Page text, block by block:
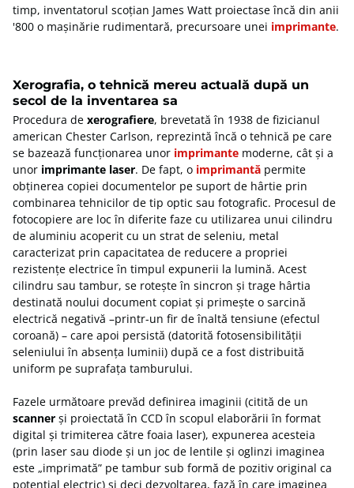
timp, inventatorul scoțian James Watt proiectase încă din anii
'800 o mașinărie rudimentară, precursoare unei imprimante.
Xerografia, o tehnică mereu actuală după un
secol de la inventarea sa
Procedura de xerografiere, brevetată în 1938 de fizicianul
american Chester Carlson, reprezintă încă o tehnică pe care
se bazează funcționarea unor imprimante moderne, cât și a
unor imprimante laser. De fapt, o imprimantă permite
obținerea copiei documentelor pe suport de hârtie prin
combinarea tehnicilor de tip optic sau fotografic. Procesul de
fotocopiere are loc în diferite faze cu utilizarea unui cilindru
de aluminiu acoperit cu un strat de seleniu, metal
caracterizat prin capacitatea de reducere a propriei
rezistențe electrice în timpul expunerii la lumină. Acest
cilindru sau tambur, se rotește în sincron și trage hârtia
destinată noului document copiat și primește o sarcină
electrică negativă –printr-un fir de înaltă tensiune (efectul
coroană) – care apoi persistă (datorită fotosensibilității
seleniului în absența luminii) după ce a fost distribuită
uniform pe suprafața tamburului.
Fazele următoare prevăd definirea imaginii (citită de un
scanner și proiectată în CCD în scopul elaborării în format
digital și trimiterea către foaia laser), expunerea acesteia
(prin laser sau diode și un joc de lentile și oglinzi imaginea
este „imprimată” pe tambur sub formă de pozitiv original ca
potențial electric) și deci dezvoltarea, fază în care imaginea